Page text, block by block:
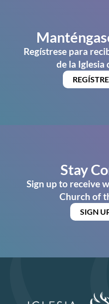
Regístrese para
de la Iglesia
Stay
Sign up to receive
Church of
SIGN